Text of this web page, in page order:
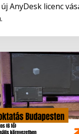
AnyDesk licenc